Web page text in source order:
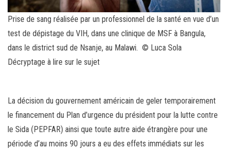
Prise de sang réalisée par un professionnel de la santé en vue d’un
test de dépistage du VIH, dans une clinique de MSF à Bangula,
dans le district sud de Nsanje, au Malawi. © Luca Sola
Décryptage à lire sur le sujet
La décision du gouvernement américain de geler temporairement
le financement du Plan d’urgence du président pour la lutte contre
le Sida (PEPFAR) ainsi que toute autre aide étrangère pour une
période d’au moins 90 jours a eu des effets immédiats sur les